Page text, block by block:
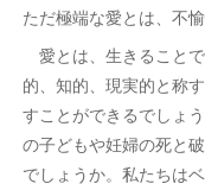
ただ極端な愛とは、不
愛とは、生きること
的、知的、現実的と称
すことができるでしょ
の子どもや妊婦の死と
でしょうか。私たちは